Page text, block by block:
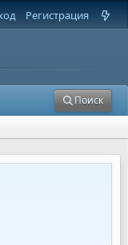
Регистрация
Поиск